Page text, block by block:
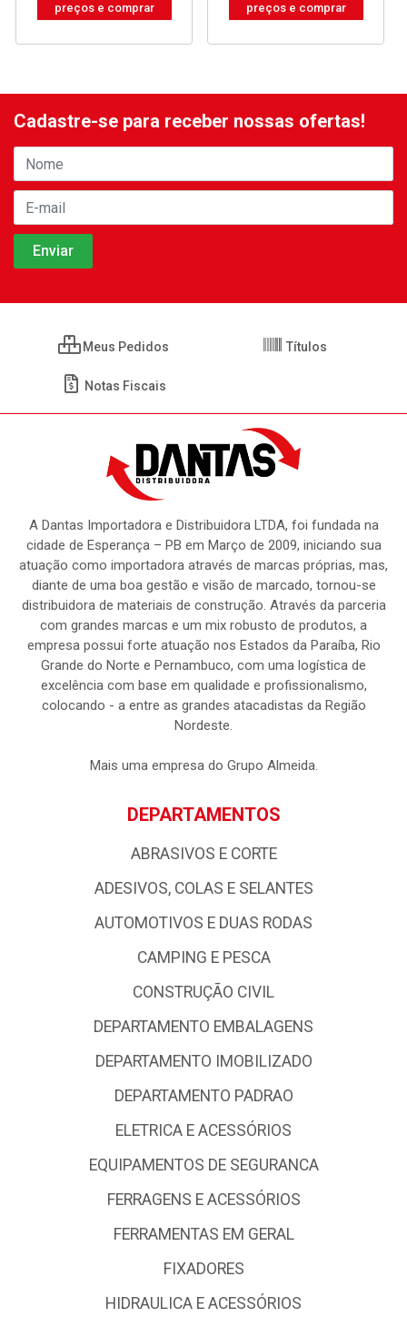
preços e comprar preços e comprar
Cadastre-se para receber nossas ofertas!
Meus Pedidos Títulos
Notas Fiscais
A Dantas Importadora e Distribuidora LTDA, foi fundada na
cidade de Esperança – PB em Março de 2009, iniciando sua
atuação como importadora através de marcas próprias, mas,
diante de uma boa gestão e visão de marcado, tornou-se
distribuidora de materiais de construção. Através da parceria
com grandes marcas e um mix robusto de produtos, a
empresa possui forte atuação nos Estados da Paraíba, Rio
Grande do Norte e Pernambuco, com uma logística de
excelência com base em qualidade e profissionalismo,
colocando - a entre as grandes atacadistas da Região
Nordeste.
Mais uma empresa do Grupo Almeida.
DEPARTAMENTOS
ABRASIVOS E CORTE
ADESIVOS, COLAS E SELANTES
AUTOMOTIVOS E DUAS RODAS
CAMPING E PESCA
CONSTRUÇÃO CIVIL
DEPARTAMENTO EMBALAGENS
DEPARTAMENTO IMOBILIZADO
DEPARTAMENTO PADRAO
ELETRICA E ACESSÓRIOS
EQUIPAMENTOS DE SEGURANCA
FERRAGENS E ACESSÓRIOS
FERRAMENTAS EM GERAL
FIXADORES
HIDRAULICA E ACESSÓRIOS